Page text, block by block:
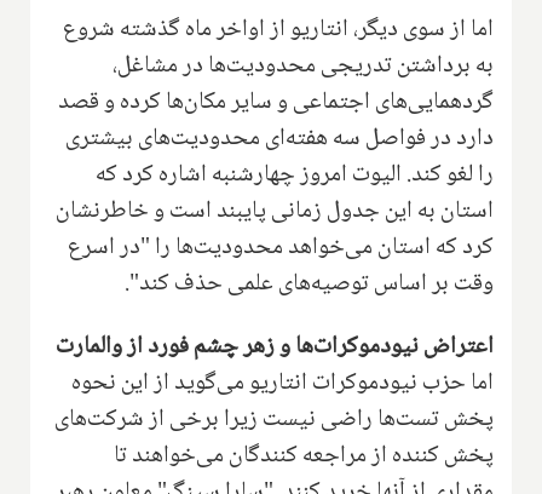
اما از سوی دیگر، انتاریو از اواخر ماه گذشته شروع
به برداشتن تدریجی محدودیت‌ها در مشاغل،
گردهمایی‌های اجتماعی و سایر مکان‌ها کرده و قصد
دارد در فواصل سه هفته‌ای محدودیت‌های بیشتری
را لغو کند. الیوت امروز چهارشنبه اشاره کرد که
استان به این جدول زمانی پایبند است و خاطرنشان
کرد که استان می‌خواهد محدودیت‌ها را "در اسرع
وقت بر اساس توصیه‌های علمی حذف کند".
اعتراض نیودموکرات‌ها و زهر چشم فورد از والمارت
اما حزب نیودموکرات انتاریو می‌گوید از این نحوه
پخش تست‌ها راضی نیست زیرا برخی از شرکت‌های
پخش کننده از مراجعه کنندگان می‌خواهند تا